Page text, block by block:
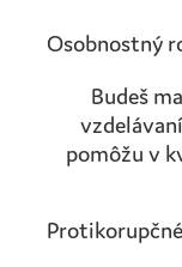
Osobnostný
Budeš
pomôžu v